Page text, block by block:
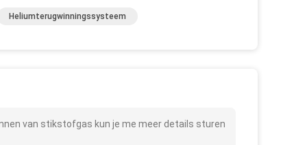
Heliumterugwinningssysteem
van stikstofgas kun je me meer details sturen